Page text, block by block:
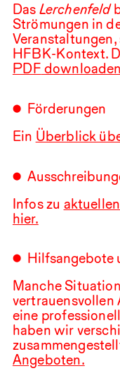
Das Lerchenfeld
Strömungen in
HFBK-Kontext.
PDF
Förderungen
Ein Überblick
Infos zu
hier.
Hilfsangebote
Manche
vertrauensvollen
eine
haben wir
Angeboten.